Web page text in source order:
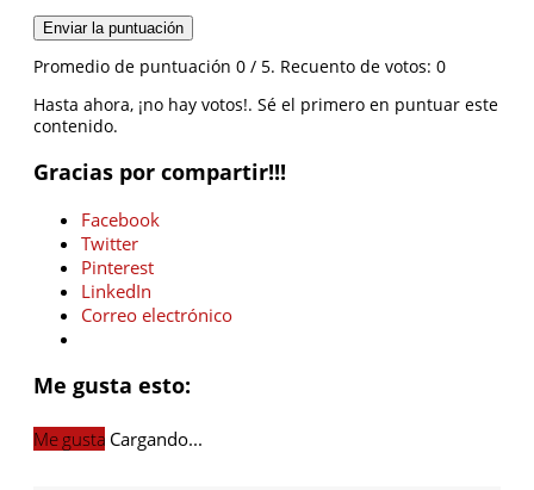
Enviar la puntuación
Promedio de puntuación 0 / 5. Recuento de votos: 0
Hasta ahora, ¡no hay votos!. Sé el primero en puntuar este
contenido.
Gracias por compartir!!!
Facebook
Twitter
Pinterest
LinkedIn
Correo electrónico
Me gusta esto:
Me gusta Cargando...